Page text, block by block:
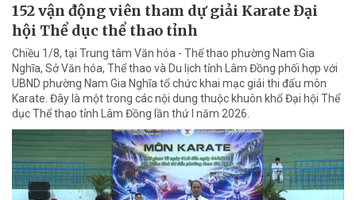
152 vận động viên tham dự giải Karate Đại
hội Thể dục thể thao tỉnh
Chiều 1/8, tại Trung tâm Văn hóa - Thể thao phường Nam Gia
Nghĩa, Sở Văn hóa, Thể thao và Du lịch tỉnh Lâm Đồng phối hợp với
UBND phường Nam Gia Nghĩa tổ chức khai mạc giải thi đấu môn
Karate. Đây là một trong các nội dung thuộc khuôn khổ Đại hội Thể
dục Thể thao tỉnh Lâm Đồng lần thứ I năm 2026.